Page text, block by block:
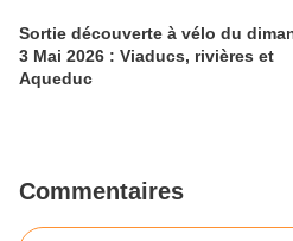
Sortie découverte à vélo du
3 Mai 2026 : Viaducs, rivières et
Aqueduc
Commentaires